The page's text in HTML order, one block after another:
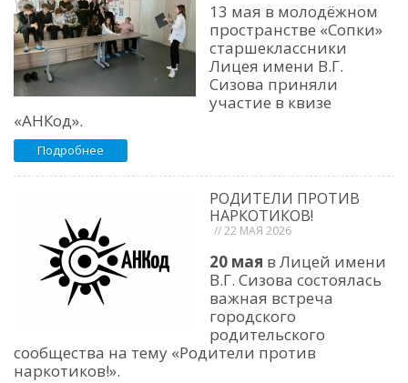
13 мая в молодёжном
пространстве «Сопки»
старшеклассники
Лицея имени В.Г.
Сизова приняли
участие в квизе
«АНКод».
Подробнее
РОДИТЕЛИ ПРОТИВ
НАРКОТИКОВ!
// 22 МАЯ 2026
20 мая в Лицей имени
В.Г. Сизова состоялась
важная встреча
городского
родительского
сообщества на тему «Родители против
наркотиков!».